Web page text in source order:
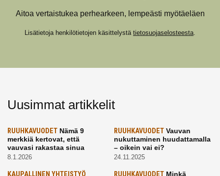
Aitoa vertaistukea perhearkeen, lempeästi myötäeläen
Lisätietoja henkilötietojen käsittelystä tietosuojaselosteesta.
Uusimmat artikkelit
RUUHKAVUODET Nämä 9
merkkiä kertovat, että
vauvasi rakastaa sinua
8.1.2026
RUUHKAVUODETVauvan
nukuttaminen huudattamalla
– oikein vai ei?
24.11.2025
Minkä